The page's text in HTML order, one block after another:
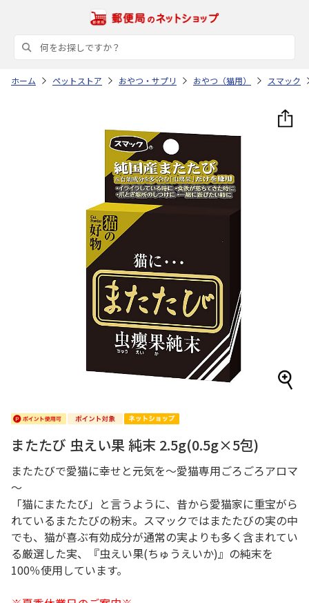
ホーム ペットストア おやつ・サプリ おやつ（猫用） スマック
またたび 虫えい果 純末 2.5g(0.5g×5包)
またたびで愛猫に幸せと元気を～愛猫専用ごろごろアロマ
～
「猫にまたたび」と言うように、昔から愛猫家に重宝がら
れているまたたびの粉末。スマックではまたたびの実の中
でも、猫が喜ぶ有効成分が通常の実よりも多く含まれてい
る厳選した実、『虫えい果(ちゅうえいか)』の純末を
100％使用しています。